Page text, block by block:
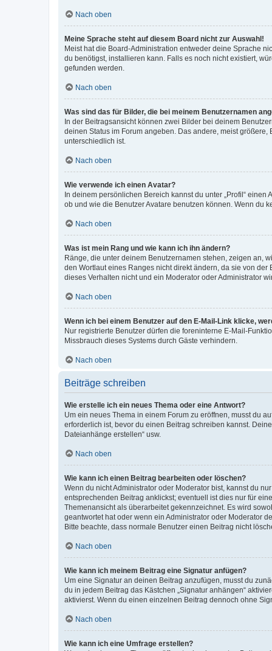
Nach oben
Meine Sprache steht auf diesem Board nicht zur Auswahl!
Meist hat die Board-Administration entweder deine Sprache
du benötigst, installieren kann. Falls es noch nicht existiert,
gefunden werden.
Nach oben
Was sind das für Bilder, die bei meinem Benutzernamen
In der Beitragsansicht können zwei Bilder bei deinem
deinen Status im Forum angeben. Das andere, meist
unterschiedlich ist.
Nach oben
Wie verwende ich einen Avatar?
In deinem persönlichen Bereich kannst du unter „Profil“
ob und wie die Benutzer Avatare benutzen können. Wenn du
Nach oben
Was ist mein Rang und wie kann ich ihn ändern?
Ränge, die unter deinem Benutzernamen stehen, zeigen an,
den Wortlaut eines Ranges nicht direkt ändern, da sie von
dieses Verhalten nicht und ein Moderator oder Administrator
Nach oben
Wenn ich bei einem Benutzer auf den E-Mail-Link klicke,
Nur registrierte Benutzer dürfen die foreninterne E-Mail-
Missbrauch dieses Systems durch Gäste verhindern.
Nach oben
Beiträge schreiben
Wie erstelle ich ein neues Thema oder eine Antwort?
Um ein neues Thema in einem Forum zu eröffnen, musst du
erforderlich ist, bevor du einen Beitrag schreiben kannst.
Dateianhänge erstellen“ usw.
Nach oben
Wie kann ich einen Beitrag bearbeiten oder löschen?
Wenn du nicht Administrator oder Moderator bist, kannst du
entsprechenden Beitrag anklickst; eventuell ist dies nur für
Themenansicht als überarbeitet gekennzeichnet. Es wird
geantwortet hat oder wenn ein Administrator oder Moderator
Bitte beachte, dass normale Benutzer einen Beitrag nicht
Nach oben
Wie kann ich meinem Beitrag eine Signatur anfügen?
Um eine Signatur an deinen Beitrag anzufügen, musst du
du in jedem Beitrag das Kästchen „Signatur anhängen“
aktivierst. Wenn du einen einzelnen Beitrag dennoch ohne
Nach oben
Wie kann ich eine Umfrage erstellen?